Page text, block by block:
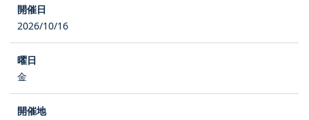
2026/10/16
金